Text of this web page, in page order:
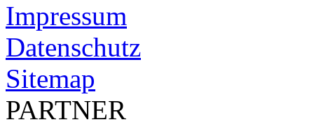
Impressum
Datenschutz
Sitemap
PARTNER